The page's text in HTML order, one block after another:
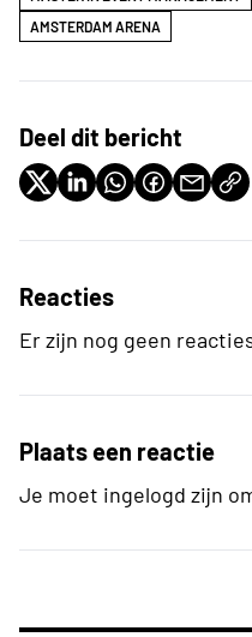
AMSTERDAM ARENA
Deel dit bericht
Reacties
Er zijn nog geen
Plaats een reactie
Je moet ingelogd zijn